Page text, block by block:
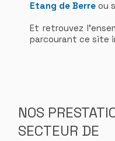
Etang de Berre ou
Et retrouvez
parcourant ce site
NOS
SECTEUR DE